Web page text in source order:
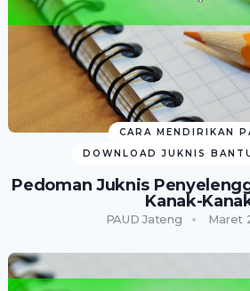
CARA MENDIRIKAN
DOWNLOAD JUKNIS
Pedoman Juknis
Kanak-
PAUD Jateng Maret